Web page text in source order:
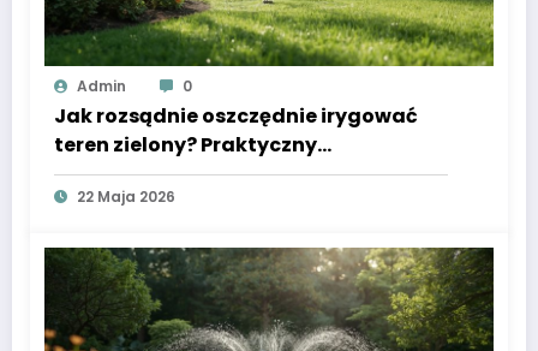
Admin 0
Jak rozsądnie oszczędnie irygować
teren zielony? Praktyczny
kompendium dla początkujących
ogrodników
22 Maja 2026